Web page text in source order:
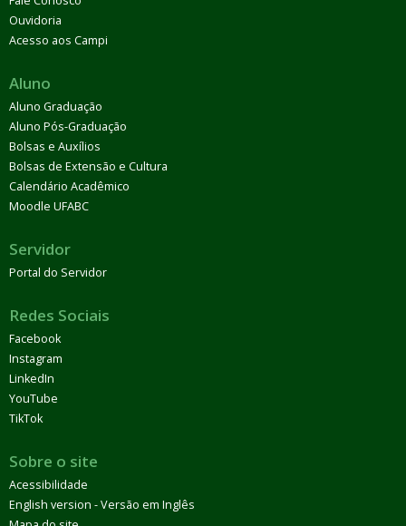
Ouvidoria
Acesso aos Campi
Aluno
Aluno Graduação
Aluno Pós-Graduação
Bolsas e Auxílios
Bolsas de Extensão e Cultura
Calendário Acadêmico
Moodle UFABC
Servidor
Portal do Servidor
Redes Sociais
Facebook
Instagram
LinkedIn
YouTube
TikTok
Sobre o site
Acessibilidade
English version - Versão em Inglês